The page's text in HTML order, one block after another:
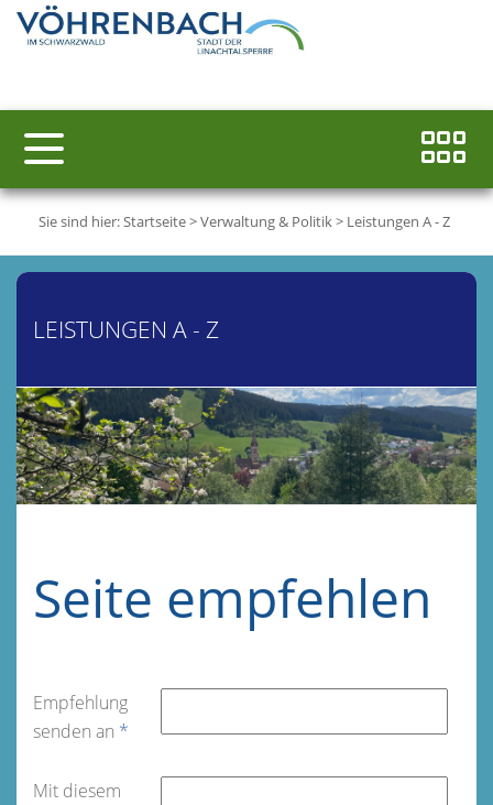
Sie sind hier:Startseite>Verwaltung & Politik> Leistungen A - Z
LEISTUNGEN A - Z
Seite empfehlen
Empfehlung
senden an *
Mit diesem